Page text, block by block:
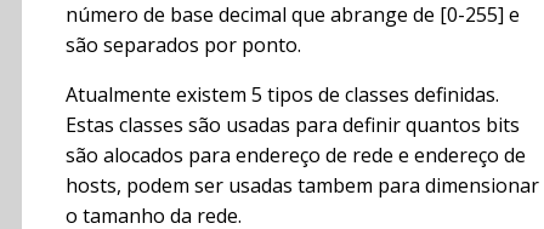
número de base decimal que abrange de [0-255] e
são separados por ponto.
Atualmente existem 5 tipos de classes definidas.
Estas classes são usadas para definir quantos bits
são alocados para endereço de rede e endereço de
hosts, podem ser usadas tambem para dimensionar
o tamanho da rede.